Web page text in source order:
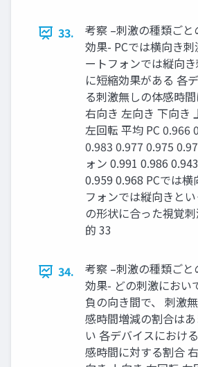
33.
考察 –刺激の種類ご
効果- PCでは横向き
ートフォンでは縦向
に短縮効果がある 各
る刺激無しの体感時
右向き 左向き 下向き
左回転 平均 PC 0.966
0.983 0.977 0.975
ォン 0.991 0.986
0.959 0.968 PCでは横
フォンでは縦向きと
の形状に合った視覚
的 33
34.
考察 –刺激の種類ご
効果- どの刺激におい
負の向き間で、 刺激
感時間増減の割合は
い 各デバイスにおけ
感時間に対する割合